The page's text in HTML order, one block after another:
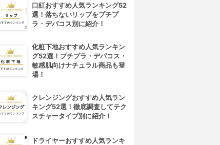
口紅おすすめ人気ランキング52
選！落ちないリップをプチプ
ラ・デパコス別に紹介！
化粧下地おすすめ人気ランキン
グ52選！プチプラ・デパコス・
敏感肌向けナチュラル商品も登
場！
クレンジングおすすめ人気ラン
キング52選！徹底調査してテク
スチャータイプ別に紹介！
ドライヤーおすすめ人気ランキ